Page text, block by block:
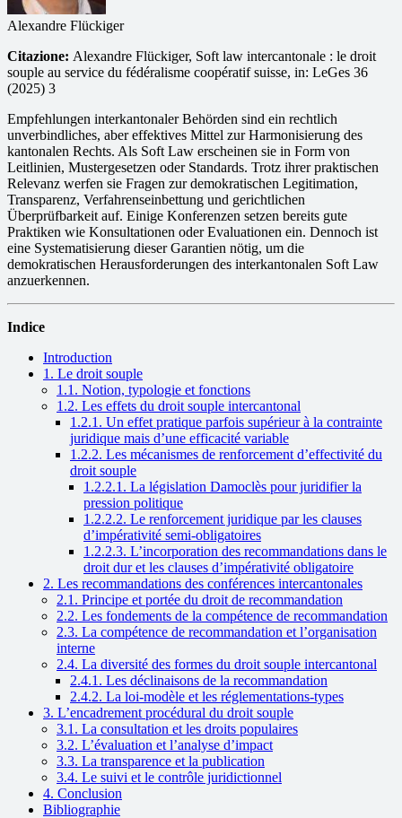
Alexandre Flückiger
Citazione: Alexandre Flückiger, Soft law intercantonale : le droit
souple au service du fédéralisme coopératif suisse, in: LeGes 36
(2025) 3
Empfehlungen interkantonaler Behörden sind ein rechtlich
unverbindliches, aber effektives Mittel zur Harmonisierung des
kantonalen Rechts. Als Soft Law erscheinen sie in Form von
Leitlinien, Mustergesetzen oder Standards. Trotz ihrer praktischen
Relevanz werfen sie Fragen zur demokratischen Legitimation,
Transparenz, Verfahrenseinbettung und gerichtlichen
Überprüfbarkeit auf. Einige Konferenzen setzen bereits gute
Praktiken wie Konsultationen oder Evaluationen ein. Dennoch ist
eine Systematisierung dieser Garantien nötig, um die
demokratischen Herausforderungen des interkantonalen Soft Law
anzuerkennen.
Indice
Introduction
1. Le droit souple
1.1. Notion, typologie et fonctions
1.2. Les effets du droit souple intercantonal
1.2.1. Un effet pratique parfois supérieur à la contrainte
juridique mais d’une efficacité variable
1.2.2. Les mécanismes de renforcement d’effectivité du
droit souple
1.2.2.1. La législation Damoclès pour juridifier la
pression politique
1.2.2.2. Le renforcement juridique par les clauses
d’impérativité semi-obligatoires
1.2.2.3. L’incorporation des recommandations dans le
droit dur et les clauses d’impérativité obligatoire
2. Les recommandations des conférences intercantonales
2.1. Principe et portée du droit de recommandation
2.2. Les fondements de la compétence de recommandation
2.3. La compétence de recommandation et l’organisation
interne
2.4. La diversité des formes du droit souple intercantonal
2.4.1. Les déclinaisons de la recommandation
2.4.2. La loi-modèle et les réglementations-types
3. L’encadrement procédural du droit souple
3.1. La consultation et les droits populaires
3.2. L’évaluation et l’analyse d’impact
3.3. La transparence et la publication
3.4. Le suivi et le contrôle juridictionnel
4. Conclusion
Bibliographie